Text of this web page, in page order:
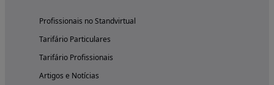
Profissionais no Standvirtual
Tarifário Particulares
Tarifário Profissionais
Artigos e Notícias